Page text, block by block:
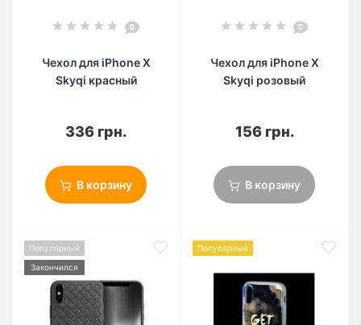
0
Чехол для iPhone X
Skyqi красный
336 грн.
В корзину
0
Чехол для iPhone X
Skyqi розовый
156 грн.
В корзину
Популярный
Закончился
Популярный